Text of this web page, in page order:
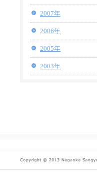
2007年
2006年
2005年
2003年